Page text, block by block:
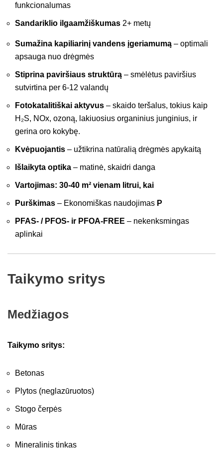
funkcionalumas
Sandariklio ilgaamžiškumas 2+ metų
Sumažina kapiliarinį vandens įgeriamumą – optimali
apsauga nuo drėgmės
Stiprina paviršiaus struktūrą – smėlėtus paviršius
sutvirtina per 6-12 valandų
Fotokatalitiškai aktyvus – skaido teršalus, tokius kaip
H₂S, NOx, ozoną, lakiuosius organinius junginius, ir
gerina oro kokybę.
Kvėpuojantis – užtikrina natūralią drėgmės apykaitą
Išlaikyta optika – matinė, skaidri danga
Vartojimas: 30-40 m² vienam litrui, kai
Purškimas – Ekonomiškas naudojimas P
PFAS- / PFOS- ir PFOA-FREE – nekenksmingas
aplinkai
Taikymo sritys
Medžiagos
Taikymo sritys:
Betonas
Plytos (neglazūruotos)
Stogo čerpės
Mūras
Mineralinis tinkas